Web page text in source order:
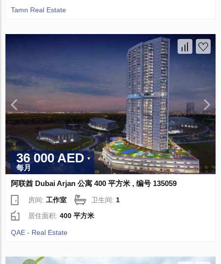
Tamn Real Estate
36 000 AED
每月
阿联酋 Dubai Arjan 公寓 400 平方米 , 编号 135059
房间:工作室 卫生间: 1
居住面积:400 平方米
QAE - Real Estate